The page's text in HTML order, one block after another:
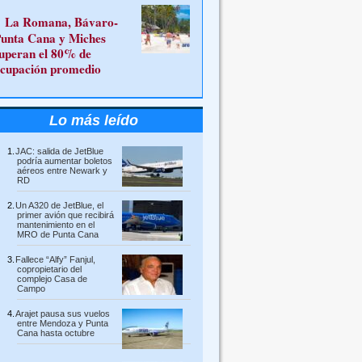
La Romana, Bávaro-
Cana y Miches
el 80% de
promedio
Lo más leído
JAC: salida de JetBlue
podría aumentar boletos
aéreos entre Newark y
RD
Un A320 de JetBlue, el
primer avión que recibirá
mantenimiento en el
MRO de Punta Cana
Fallece “Alfy” Fanjul,
copropietario del
complejo Casa de
Campo
Arajet pausa sus vuelos
entre Mendoza y Punta
Cana hasta octubre